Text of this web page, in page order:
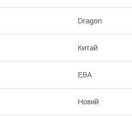
Dragon
Китай
ЕВА
Новий